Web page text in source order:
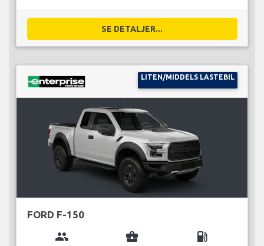
SE DETALJER...
LITEN/MIDDELS LASTEBIL
FORD F-150
group business_center local_gas_station